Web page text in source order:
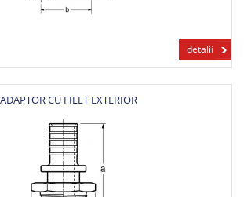
detalii
ADAPTOR CU FILET EXTERIOR